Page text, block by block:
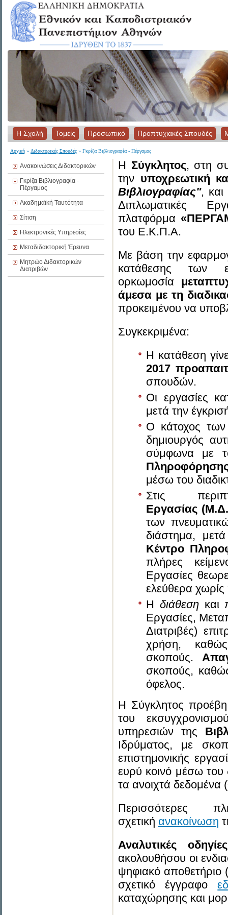
Η Σχολή Τομείς Προσωπικό Προπτυχιακές Σπουδές
Αρχική » Διδακτορικές Σπουδές » Γκρίζα Βιβλιογραφία - Πέργαμος
Ανακοινώσεις Διδακτορικών
Γκρίζα Βιβλιογραφία -
Πέργαμος
Ακαδημαϊκή Ταυτότητα
Σίτιση
Ηλεκτρονικές Υπηρεσίες
Μεταδιδακτορική Έρευνα
Μητρώο Διδακτορικών
Διατριβών
H Σύγκλητος, στη
την υποχρεωτική
Βιβλιογραφίας", και
Διπλωματικές
πλατφόρμα
του Ε.Κ.Π.Α.
Με βάση την
κατάθεσης των
ορκωμοσία
άμεσα με τη
προκειμένου να
Συγκεκριμένα:
Η κατάθεση
2017
σπουδών.
Οι εργασίες
μετά την
Ο κάτοχος των
δημιουργός
σύμφωνα με
μέσω του
Στις
Εργασίας
των
διάστημα,
Κέντρο
πλήρες
Εργασίες
ελεύθερα
Η διάθεση και
Εργασίες,
Διατριβές)
χρήση, καθώς
σκοπούς.
σκοπούς,
όφελος.
Η Σύγκλητος
του
υπηρεσιών της
Ιδρύματος, με
επιστημονικής
ευρύ κοινό μέσω του
τα ανοιχτά δεδομένα (
Περισσότερες
σχετική ανακοίνωση
Αναλυτικές οδηγίες
ακολουθήσου οι
ψηφιακό
σχετικό έγγραφο
καταχώρησης και